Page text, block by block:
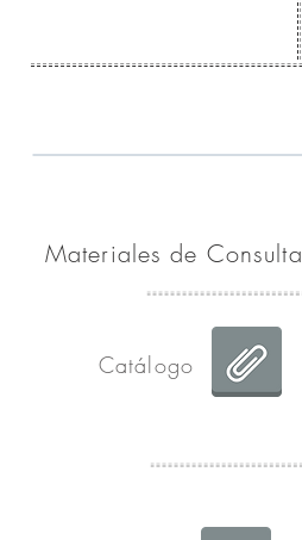
Materiales de Consulta
Catálogo